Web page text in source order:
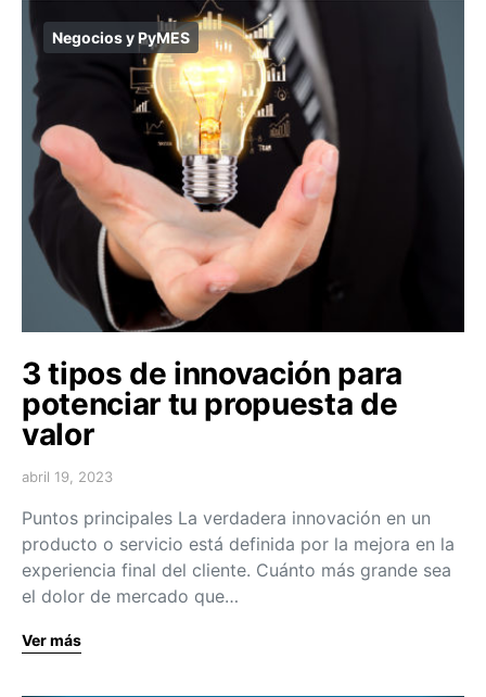
Negocios y PyMES
3 tipos de innovación para
potenciar tu propuesta de
valor
abril 19, 2023
Puntos principales La verdadera innovación en un
producto o servicio está definida por la mejora en la
experiencia final del cliente. Cuánto más grande sea
el dolor de mercado que…
Ver más